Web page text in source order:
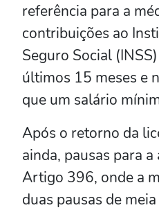
referência para a
contribuições ao
Seguro Social
últimos 15 meses e
que um salário
Após o retorno da
ainda, pausas para
Artigo 396, onde a
duas pausas de